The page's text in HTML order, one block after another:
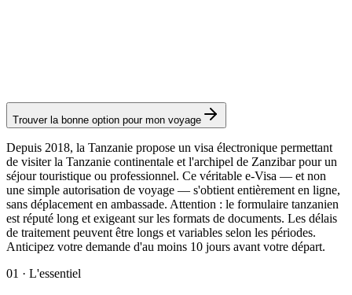
Trouver la bonne option pour mon voyage
Depuis 2018, la Tanzanie propose un visa électronique permettant
de visiter la Tanzanie continentale et l'archipel de Zanzibar pour un
séjour touristique ou professionnel. Ce véritable e-Visa — et non
une simple autorisation de voyage — s'obtient entièrement en ligne,
sans déplacement en ambassade. Attention : le formulaire tanzanien
est réputé long et exigeant sur les formats de documents. Les délais
de traitement peuvent être longs et variables selon les périodes.
Anticipez votre demande d'au moins 10 jours avant votre départ.
01 · L'essentiel